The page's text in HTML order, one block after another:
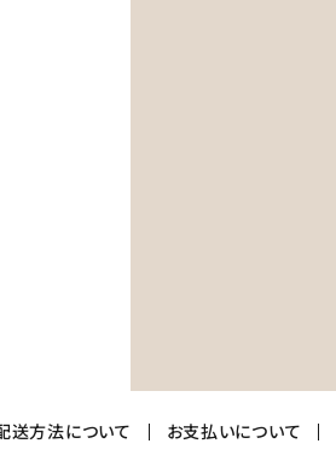
送方法について お支払いについて